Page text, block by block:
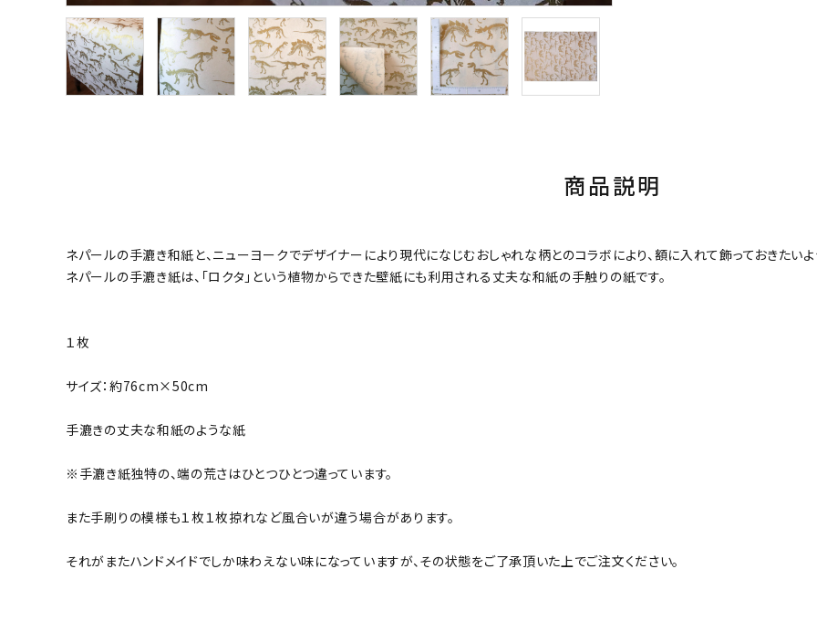
商品説明
ネパールの手漉き和紙と、ニューヨークでデザイナーにより現代になじむおしゃれな柄とのコラボにより、額に入れて飾っておきたい
ネパールの手漉き紙は、「ロクタ」という植物からできた壁紙にも利用される丈夫な和紙の手触りの紙です。
１枚
サイズ：約76cm×50cm
手漉きの丈夫な和紙のような紙
※手漉き紙独特の、端の荒さはひとつひとつ違っています。
また手刷りの模様も１枚１枚掠れなど風合いが違う場合があります。
それがまたハンドメイドでしか味わえない味になっていますが、その状態をご了承頂いた上でご注文ください。